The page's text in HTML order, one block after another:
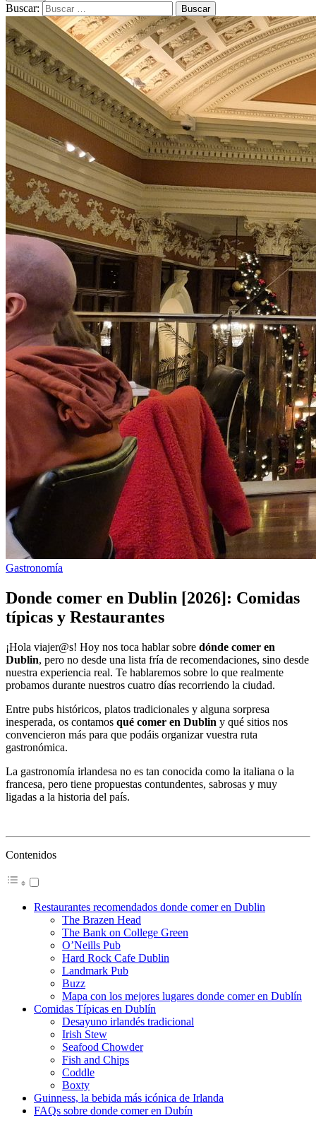
Buscar:
Gastronomía
Donde comer en Dublin [2026]: Comidas
típicas y Restaurantes
¡Hola viajer@s! Hoy nos toca hablar sobre dónde comer en
Dublin, pero no desde una lista fría de recomendaciones, sino desde
nuestra experiencia real. Te hablaremos sobre lo que realmente
probamos durante nuestros cuatro días recorriendo la ciudad.
Entre pubs históricos, platos tradicionales y alguna sorpresa
inesperada, os contamos qué comer en Dublin y qué sitios nos
convencieron más para que podáis organizar vuestra ruta
gastronómica.
La gastronomía irlandesa no es tan conocida como la italiana o la
francesa, pero tiene propuestas contundentes, sabrosas y muy
ligadas a la historia del país.
Contenidos
Restaurantes recomendados donde comer en Dublin
The Brazen Head
The Bank on College Green
O’Neills Pub
Hard Rock Cafe Dublin
Landmark Pub
Buzz
Mapa con los mejores lugares donde comer en Dublín
Comidas Típicas en Dublín
Desayuno irlandés tradicional
Irish Stew
Seafood Chowder
Fish and Chips
Coddle
Boxty
Guinness, la bebida más icónica de Irlanda
FAQs sobre donde comer en Dubín